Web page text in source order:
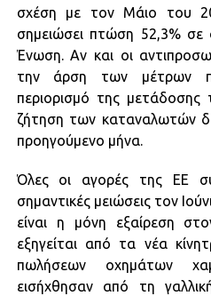
σχέση με τον Μάιο του
σημειώσει πτώση 52,3% σε
Ένωση. Αν και οι
την άρση των μέτρων
περιορισμό της
ζήτηση των καταναλωτών
προηγούμενο μήνα.
Όλες οι αγορές της ΕΕ
σημαντικές μειώσεις τον
είναι η μόνη εξαίρεση
εξηγείται από τα νέα
πωλήσεων οχημάτων
εισήχθησαν από τη